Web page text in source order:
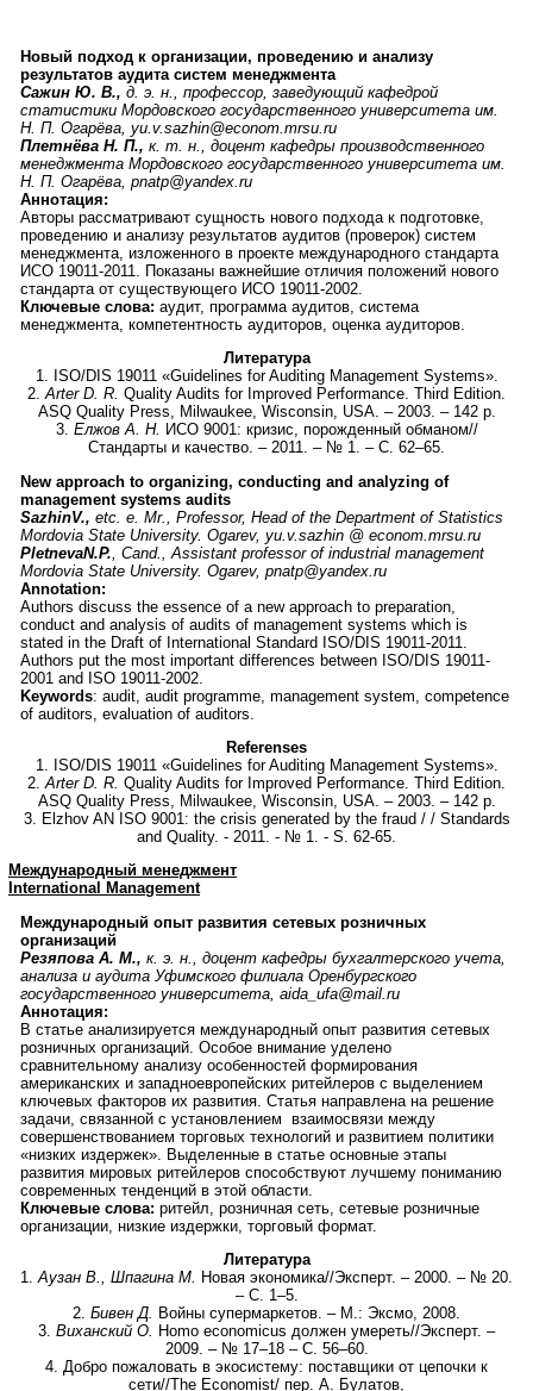
Новый подход к организации, проведению и анализу
результатов аудита систем менеджмента
Сажин Ю. В., д. э. н., профессор, заведующий кафедрой
статистики Мордовского государственного университета им.
Н. П. Огарёва, yu.v.sazhin@econom.mrsu.ru
Плетнёва Н. П., к. т. н., доцент кафедры производственного
менеджмента Мордовского государственного университета им.
Н. П. Огарёва, pnatp@yandex.ru
Аннотация:
Авторы рассматривают сущность нового подхода к подготовке,
проведению и анализу результатов аудитов (проверок) систем
менеджмента, изложенного в проекте международного стандарта
ИСО 19011-2011. Показаны важнейшие отличия положений нового
стандарта от существующего ИСО 19011-2002.
Ключевые слова: аудит, программа аудитов, система
менеджмента, компетентность аудиторов, оценка аудиторов.
Литература
1. ISO/DIS 19011 «Guidelines for Auditing Management Systems».
2.Arter D. R. Quality Audits for Improved Performance. Third Edition.
ASQ Quality Press, Milwaukee, Wisconsin, USA. – 2003. – 142 p.
3. Елжов А. Н. ИСО 9001: кризис, порожденный обманом//
Стандарты и качество. – 2011. – № 1. – С. 62–65.
New approach to organizing, conducting and analyzing of
management systems audits
SazhinV., etc. e. Mr., Professor, Head of the Department of Statistics
Mordovia State University. Ogarev, yu.v.sazhin @ econom.mrsu.ru
PletnevаN.P. , Cand., Assistant professor of industrial management
Mordovia State University. Ogarev, pnatp@yandex.ru
Annotation:
Authors discuss the essence of a new approach to preparation,
conduct and analysis of audits of management systems which is
stated in the Draft of International Standard ISO/DIS 19011-2011.
Authors put the most important differences between ISO/DIS 19011-
2001 and ISO 19011-2002.
Keywords: audit, audit programme, management system, competence
of auditors, evaluation of auditors.
Referenses
1. ISO/DIS 19011 «Guidelines for Auditing Management Systems».
2.Arter D. R. Quality Audits for Improved Performance. Third Edition.
ASQ Quality Press, Milwaukee, Wisconsin, USA. – 2003. – 142 p.
3. Elzhov AN ISO 9001: the crisis generated by the fraud / / Standards
and Quality. - 2011. - № 1. - S. 62-65.
Международный менеджмент
International Management
Международный опыт развития сетевых розничных
организаций
Резяпова А. М., к. э. н., доцент кафедры бухгалтерского учета,
анализа и аудита Уфимского филиала Оренбургского
государственного университета, aida_ufa@mail.ru
Аннотация:
В статье анализируется международный опыт развития сетевых
розничных организаций. Особое внимание уделено
сравнительному анализу особенностей формирования
американских и западноевропейских ритейлеров с выделением
ключевых факторов их развития. Статья направлена на решение
задачи, связанной с установлением взаимосвязи между
совершенствованием торговых технологий и развитием политики
«низких издержек». Выделенные в статье основные этапы
развития мировых ритейлеров способствуют лучшему пониманию
современных тенденций в этой области.
Ключевые слова: ритейл, розничная сеть, сетевые розничные
организации, низкие издержки, торговый формат.
Литература
1.Аузан В., Шпагина М. Новая экономика//Эксперт. – 2000. – № 20.
– С. 1–5.
2. Бивен Д. Войны супермаркетов. – М.: Эксмо, 2008.
3. Виханский О. Homo economicus должен умереть//Эксперт. –
2009. – № 17–18 – С. 56–60.
4. Добро пожаловать в экосистему: поставщики от цепочки к
сети//The Economist/ пер. А. Булатов,